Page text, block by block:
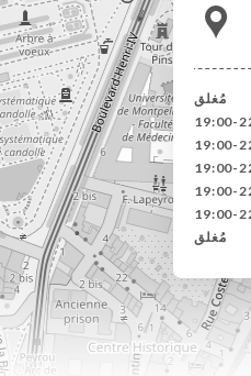
مُغلق
مُغلق